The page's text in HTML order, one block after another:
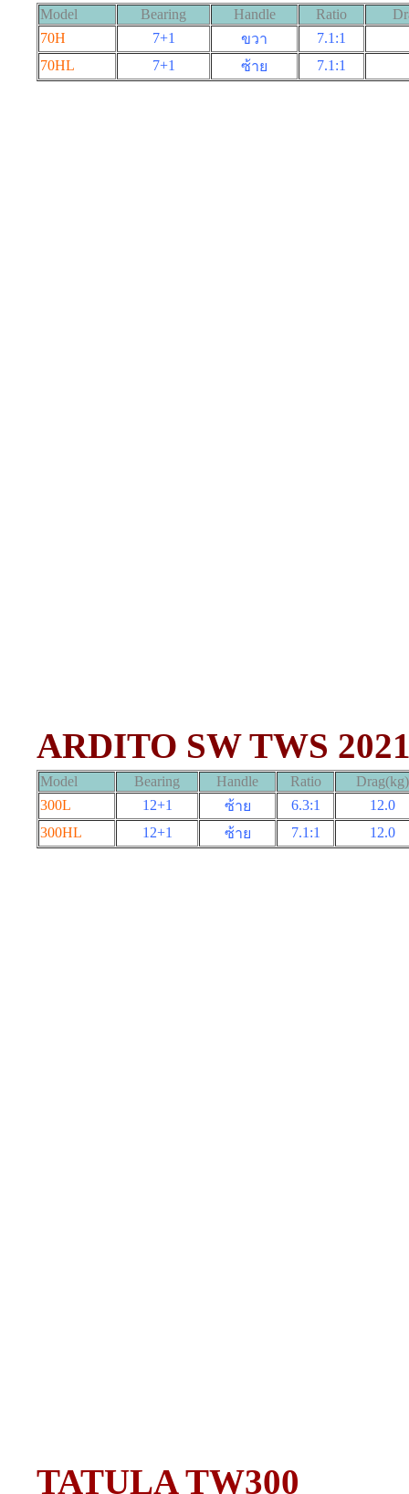
Model Bearing Handle Ratio
70H
7+1 ขวา
7.1:1
70HL
7+1 ซ้าย 7.1:1
ARDITO SW TWS
Model Bearing Handle Ratio
Drag(kg)
300L
12+1 ซ้าย 6.3:1
12.0
300HL
12+1 ซ้าย 7.1:1 12.0
TATULA TW300